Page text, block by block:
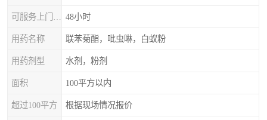
48小时
用药名称 联苯菊酯，吡虫啉，白蚁粉
用药剂型 水剂，粉剂
面积 100平方以内
超过100平方 根据现场情况报价